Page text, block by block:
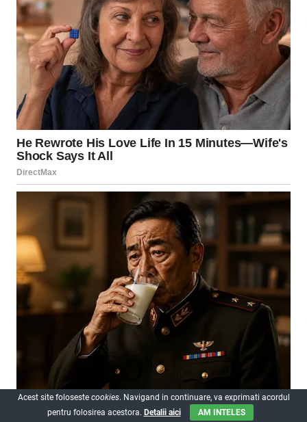
Acest site foloseste cookies. Navigand in continuare, va exprimati acordul
pentru folosirea acestora. Detalii aici AM INTELES